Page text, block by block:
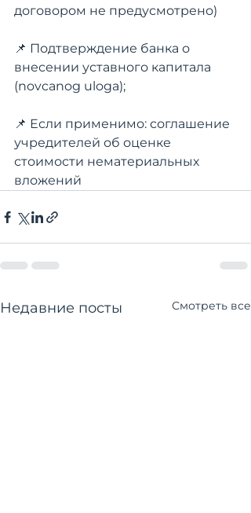
договором не предусмотрено)
📌 Подтверждение банка о
внесении уставного капитала
(novcanog uloga);
📌 Если применимо: соглашение
учредителей об оценке
стоимости нематериальных
вложений
Недавние посты Смотреть все